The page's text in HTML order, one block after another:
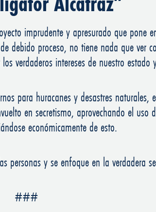
imprudente y apresurado que pone
debido proceso, no tiene nada que ver
verdaderos intereses de nuestro estado
para huracanes y desastres
en secretismo, aprovechando el uso
económicamente de esto.
personas y se enfoque en la verdadera
###